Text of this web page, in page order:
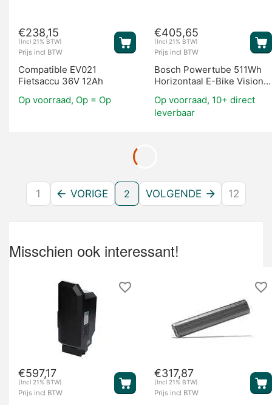
€238,15
(Incl 21% BTW)
Prijs incl BTW
Compatible EV021
Fietsaccu 36V 12Ah
Op voorraad, Op = Op
€405,65
(Incl 21% BTW)
Prijs incl BTW
Bosch Powertube 511Wh
Horizontaal E-Bike Vision
Op voorraad, 10+ direct
leverbaar
1 VORIGE 2 VOLGENDE 12
Misschien ook interessant!
€597,17
(Incl 21% BTW)
Prijs incl BTW
€317,87
(Incl 21% BTW)
Prijs incl BTW